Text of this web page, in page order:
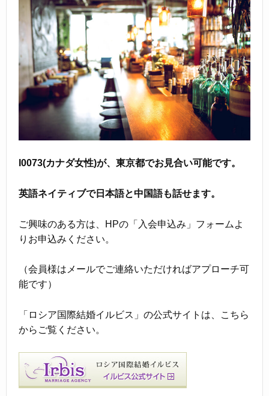
I0073(カナダ女性)が、東京都でお見合い可能です。
英語ネイティブで日本語と中国語も話せます。
ご興味のある方は、HPの「入会申込み」フォームよ
りお申込みください。
（会員様はメールでご連絡いただければアプローチ可
能です）
「ロシア国際結婚イルビス」の公式サイトは、こちら
からご覧ください。